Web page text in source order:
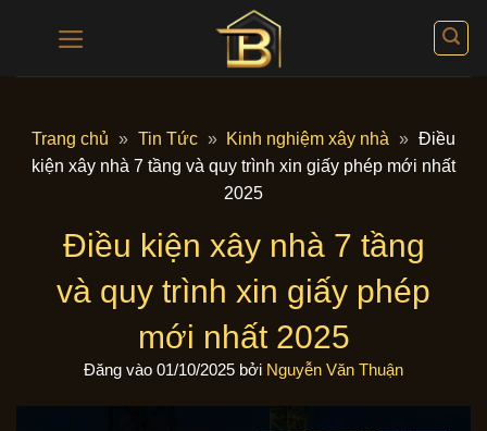
Trang chủ » Tin Tức » Kinh nghiệm xây nhà » Điều
kiện xây nhà 7 tầng và quy trình xin giấy phép mới nhất
2025
Điều kiện xây nhà 7 tầng
và quy trình xin giấy phép
mới nhất 2025
Đăng vào 01/10/2025 bởi Nguyễn Văn Thuận